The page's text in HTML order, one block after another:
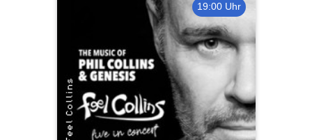
19:00 Uhr